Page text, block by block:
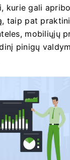
kurie gali
taip pat
mobiliųjų
pinigų